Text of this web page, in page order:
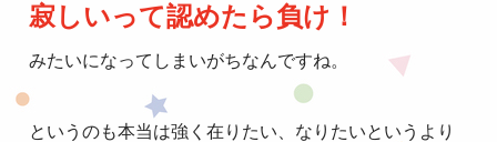
寂しいって認めたら負け！
みたいになってしまいがちなんですね。
というのも本当は強く在りたい、なりたいというより